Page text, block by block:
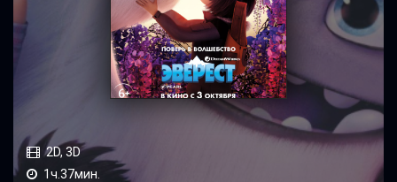
2D, 3D
1ч.37мин.